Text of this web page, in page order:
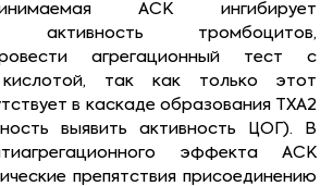
АСК ингибирует
активность тромбоцитов,
агрегационный тест с
кислотой, так как только этот
в каскаде образования ТХА2
выявить активность ЦОГ). В
эффекта АСК
препятствия присоединению